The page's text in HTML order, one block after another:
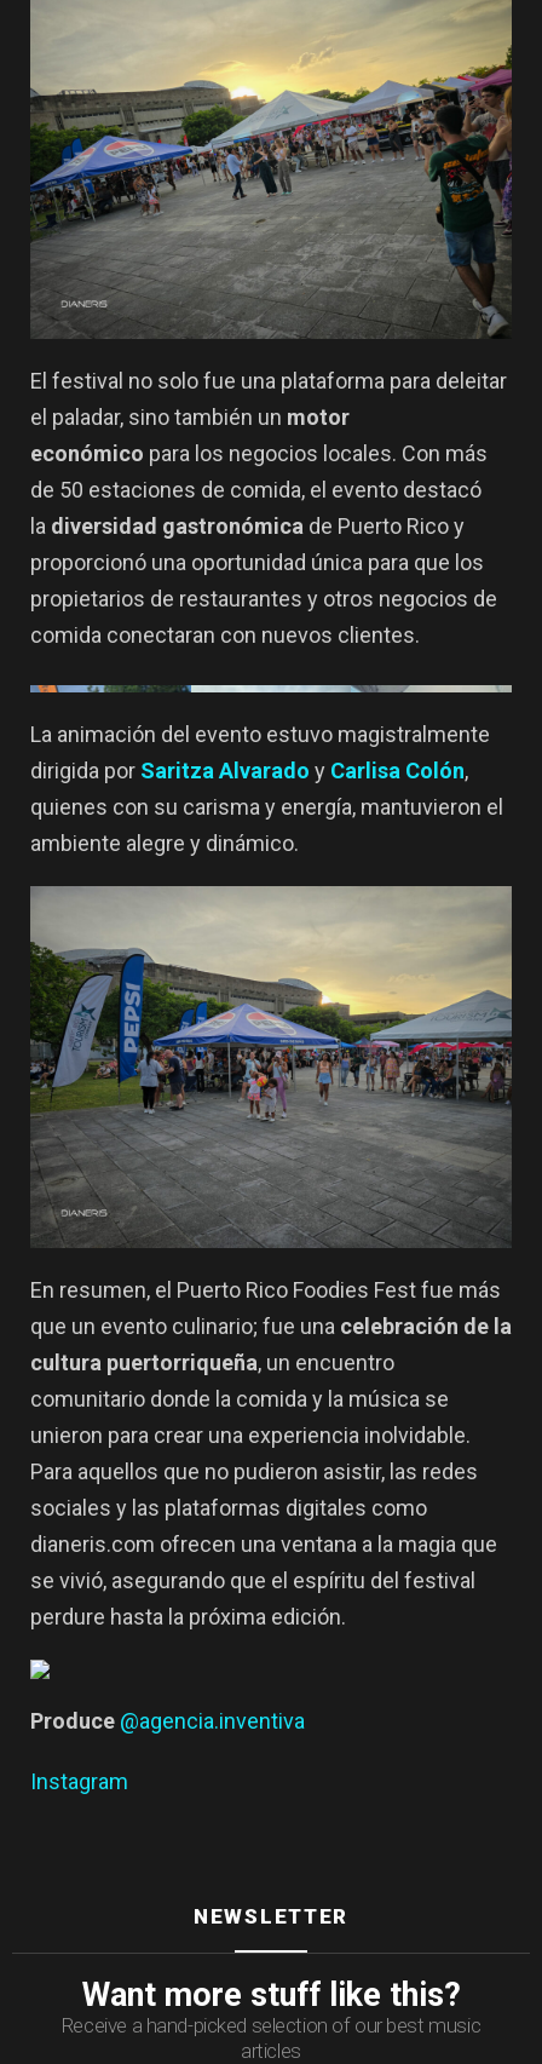
El festival no solo fue una plataforma para deleitar
el paladar, sino también un motor
económico para los negocios locales. Con más
de 50 estaciones de comida, el evento destacó
la diversidad gastronómica de Puerto Rico y
proporcionó una oportunidad única para que los
propietarios de restaurantes y otros negocios de
comida conectaran con nuevos clientes.
La animación del evento estuvo magistralmente
dirigida por Saritza Alvarado y Carlisa Colón,
quienes con su carisma y energía, mantuvieron el
ambiente alegre y dinámico.
En resumen, el Puerto Rico Foodies Fest fue más
que un evento culinario; fue una celebración de la
cultura puertorriqueña, un encuentro
comunitario donde la comida y la música se
unieron para crear una experiencia inolvidable.
Para aquellos que no pudieron asistir, las redes
sociales y las plataformas digitales como
dianeris.com ofrecen una ventana a la magia que
se vivió, asegurando que el espíritu del festival
perdure hasta la próxima edición.
Produce @agencia.inventiva
Instagram
NEWSLETTER
Want more stuff like this?
Receive a hand-picked selection of our best music
articles